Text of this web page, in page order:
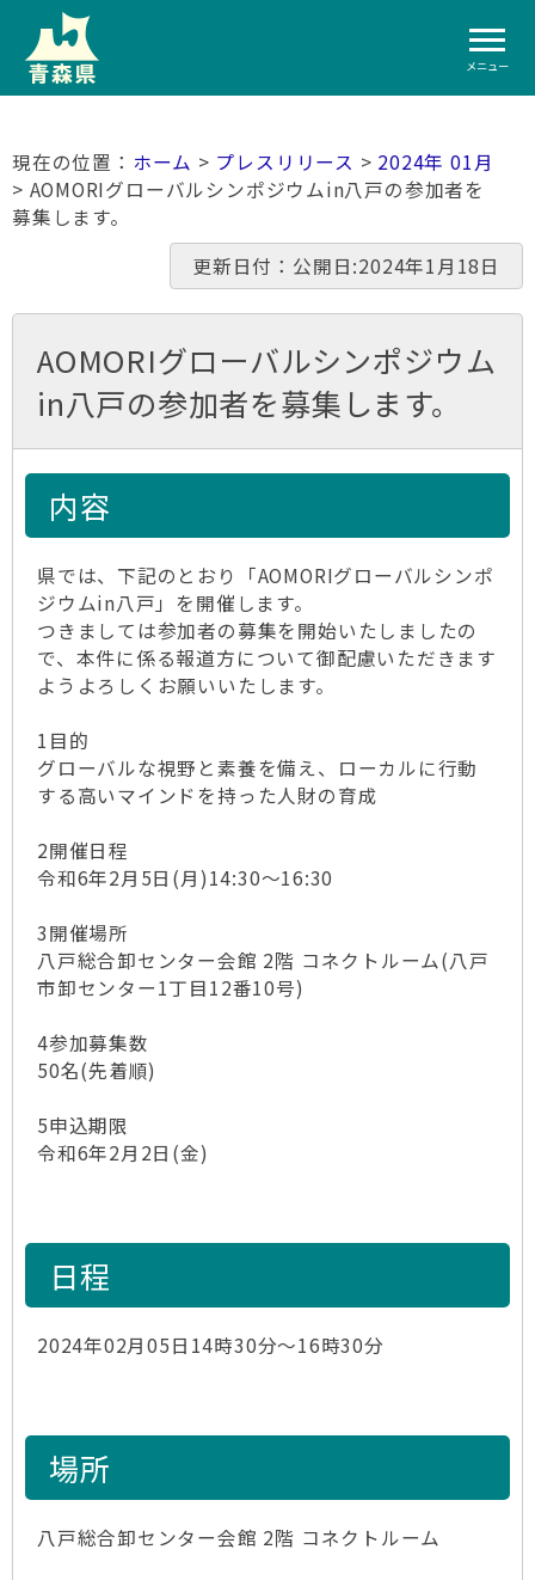
メニュー
ホーム > プレスリリース > 2024年 01月
> AOMORIグローバルシンポジウムin八戸の参加者を
募集します。
更新日付：公開日:2024年1月18日
AOMORIグローバルシンポジウム
in八戸の参加者を募集します。
内容
県では、下記のとおり「AOMORIグローバルシンポ
ジウムin八戸」を開催します。
つきましては参加者の募集を開始いたしましたの
で、本件に係る報道方について御配慮いただきます
ようよろしくお願いいたします。
1目的
グローバルな視野と素養を備え、ローカルに行動
する高いマインドを持った人財の育成
2開催日程
令和6年2月5日(月)14:30～16:30
3開催場所
八戸総合卸センター会館 2階 コネクトルーム(八戸
市卸センター1丁目12番10号)
4参加募集数
50名(先着順)
5申込期限
令和6年2月2日(金)
日程
2024年02月05日14時30分～16時30分
場所
八戸総合卸センター会館 2階 コネクトルーム